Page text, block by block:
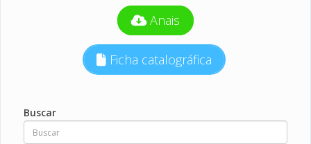
Anais
Ficha catalográfica
Buscar